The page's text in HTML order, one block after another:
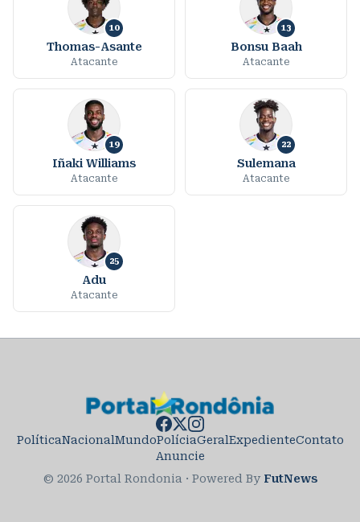
10
Thomas-Asante
Atacante
13
Bonsu Baah
Atacante
19
Iñaki Williams
Atacante
22
Sulemana
Atacante
25
Adu
Atacante
PolíticaNacionalMundoPolíciaGeralExpedienteContato
Anuncie
© 2026 Portal Rondonia · Powered By FutNews